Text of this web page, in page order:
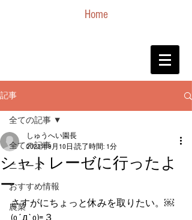
Home
記事
全ての記事
ニュース
おすすめ情報
農業
全ての記事
シャトレーゼに行ったよ
ー
しゅうへい園長
2023年9月10日 読了時間: 1分
さすがにちょっと休みを取りたい。￼
(o´д`o)=３